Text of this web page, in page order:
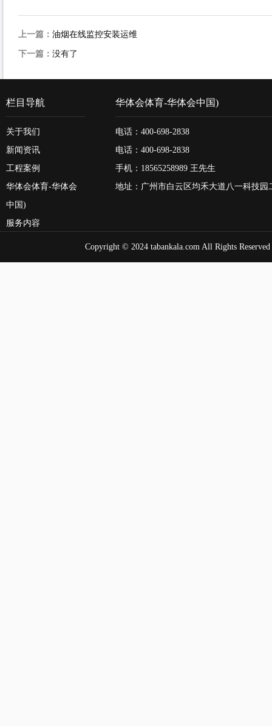
上一篇： 油烟在线监控安装运维
下一篇： 没有了
栏目导航
关于我们
新闻资讯
工程案例
华体会体育-华体会
中国)
服务内容
华体会体育-华体会中国)
电话：400-698-2838
电话：400-698-2838
手机：18565258989 王先生
地址：广州市白云区均禾大道八一科技园
Copyright © 2024 tabankala.com All Rights